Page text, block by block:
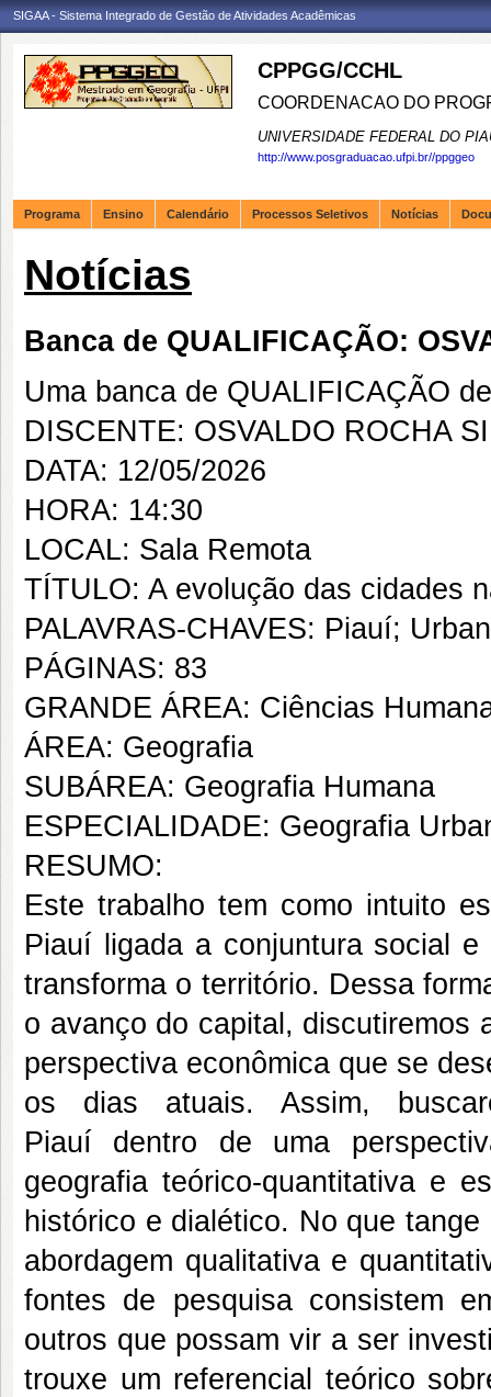
SIGAA - Sistema Integrado de Gestão de Atividades Acadêmicas
CPPGG/CCHL
COORDENACAO DO
UNIVERSIDADE FEDERAL DO
http://www.posgraduacao.ufpi.br//ppggeo
Programa Ensino Calendário Processos Seletivos Notícias
Notícias
Banca de QUALIFICAÇÃO:
Uma banca de QUALIFICAÇÃO
DISCENTE: OSVALDO ROCHA
DATA: 12/05/2026
HORA: 14:30
LOCAL: Sala Remota
TÍTULO: A evolução das cidades
PALAVRAS-CHAVES: Piauí;
PÁGINAS: 83
GRANDE ÁREA: Ciências
ÁREA: Geografia
SUBÁREA: Geografia Humana
ESPECIALIDADE: Geografia
RESUMO:
Este trabalho tem como intuito
Piauí ligada a conjuntura social
transforma o território. Dessa
o avanço do capital, discutiremos
perspectiva econômica que se
os dias atuais. Assim,
Piauí dentro de uma
geografia teórico-quantitativa e
histórico e dialético. No que
abordagem qualitativa e
fontes de pesquisa consistem
outros que possam vir a ser
trouxe um referencial teórico